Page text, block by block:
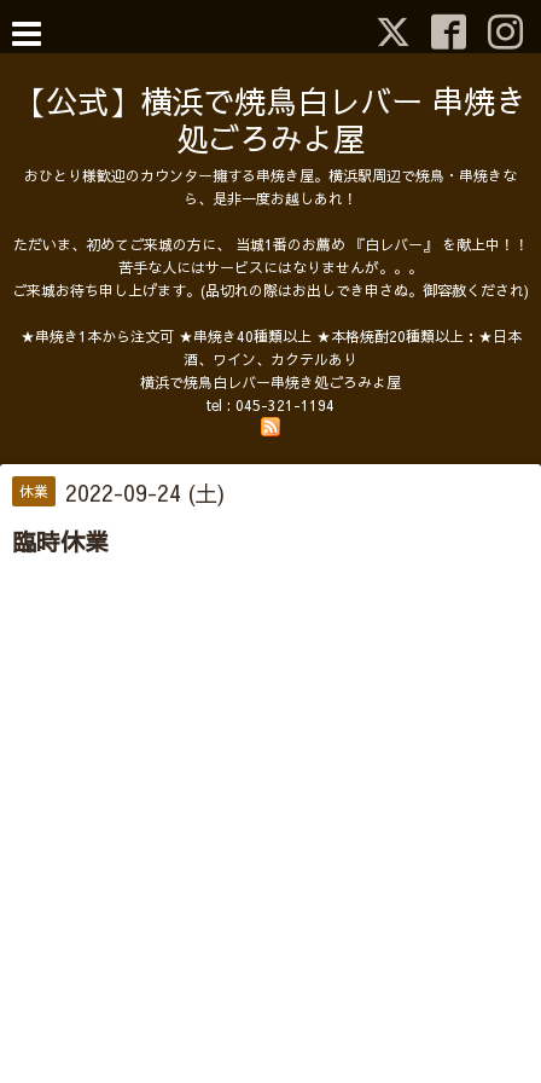
【公式】横浜で焼鳥白レバー 串焼き
処ごろみよ屋
おひとり様歓迎のカウンター擁する串焼き屋。横浜駅周辺で焼鳥・串焼きな
ら、是非一度お越しあれ！
ただいま、初めてご来城の方に、 当城1番のお薦め 『白レバー』 を献上中！！
苦手な人にはサービスにはなりませんが。。。
ご来城お待ち申し上げます。(品切れの際はお出しでき申さぬ。御容赦くだされ)
★串焼き1本から注文可 ★串焼き40種類以上 ★本格焼酎20種類以上：★日本
酒、ワイン、カクテルあり
横浜で焼鳥白レバー串焼き処ごろみよ屋
tel : 045-321-1194
休業 2022-09-24 (土)
臨時休業